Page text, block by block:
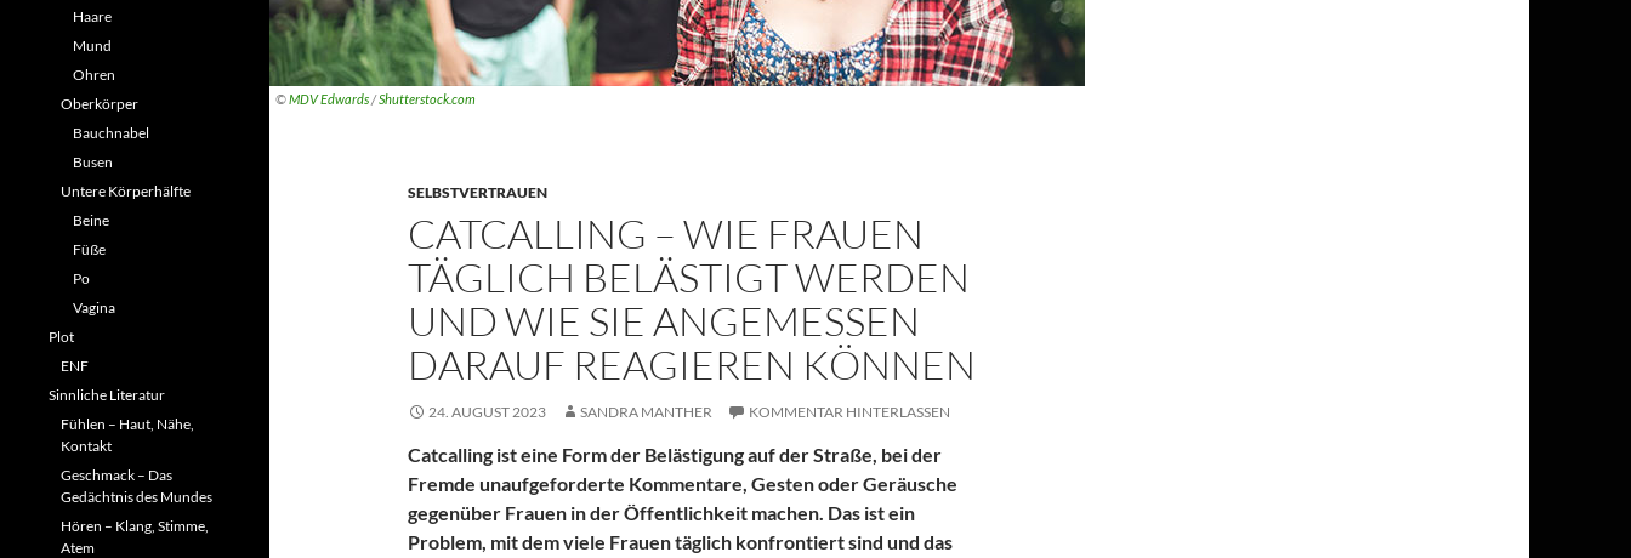
©MDV Edwards/Shutterstock.com
SELBSTVERTRAUEN
CATCALLING – WIE FRAUEN
TÄGLICH BELÄSTIGT WERDEN
UND WIE SIE ANGEMESSEN
DARAUF REAGIEREN KÖNNEN
24. AUGUST 2023 SANDRA MANTHER KOMMENTAR HINTERLASSEN
Catcalling ist eine Form der Belästigung auf der Straße, bei der
Fremde unaufgeforderte Kommentare, Gesten oder Geräusche
gegenüber Frauen in der Öffentlichkeit machen. Das ist ein
Problem, mit dem viele Frauen täglich konfrontiert sind und das
Haare
Mund
Ohren
Oberkörper
Bauchnabel
Busen
Untere Körperhälfte
Beine
Füße
Po
Vagina
Plot
ENF
Sinnliche Literatur
Fühlen – Haut, Nähe,
Kontakt
Geschmack – Das
Gedächtnis des Mundes
Hören – Klang, Stimme,
Atem